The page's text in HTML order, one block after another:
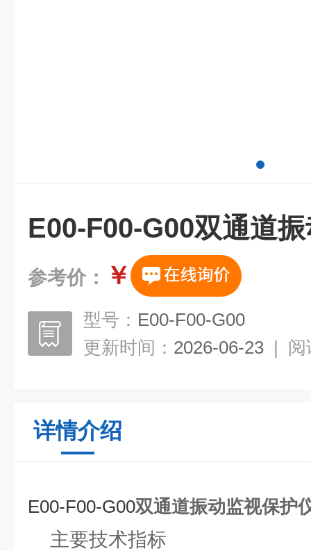
E00-F00-G00双通道
参考价： ￥
型号： E00-F00-G00
更新时间： 2026-06-23 | 阅
详情介绍
E00-F00-G00双通道振动监视保护
主要技术指标